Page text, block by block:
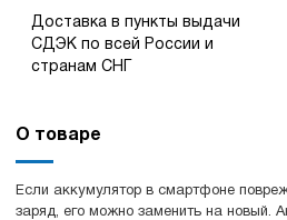
Доставка в пункты выдачи
СДЭК по всей России и
странам СНГ
О товаре
Если аккумулятор в смартфоне
заряд, его можно заменить на новый.